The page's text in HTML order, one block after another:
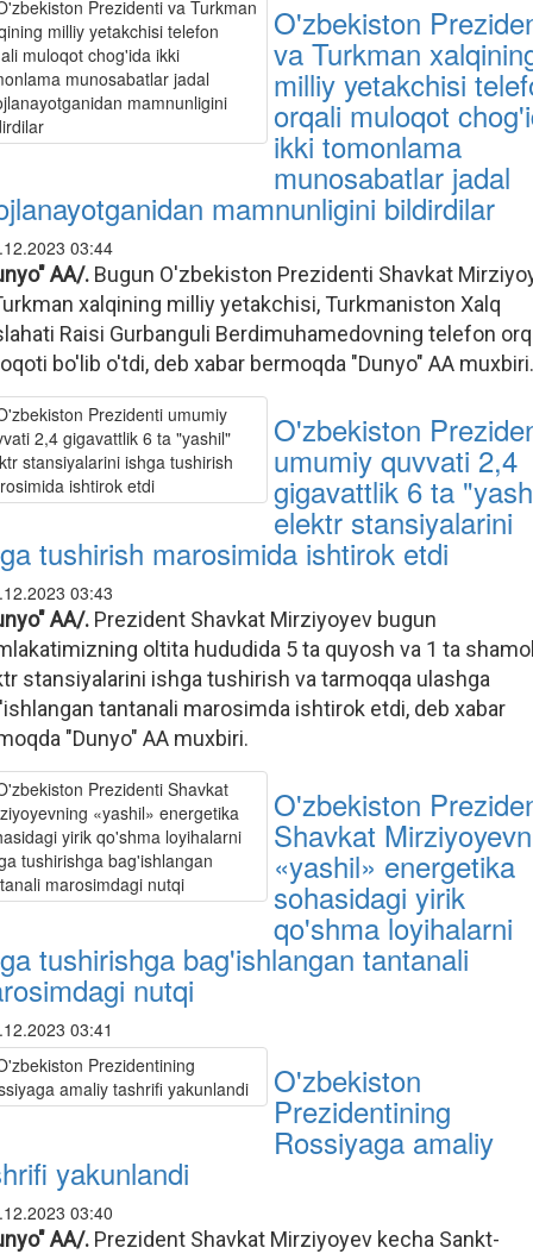
O'zbekiston
va Turkman
milliy yetakchisi
orqali muloqot
ikki tomonlama
munosabatlar jadal
mamnunligini bildirdilar
03:44
AA/. Bugun O'zbekiston Prezidenti Shavkat
xalqining milliy yetakchisi, Turkmaniston Xalq
Raisi Gurbanguli Berdimuhamedovning telefon
bo'lib o'tdi, deb xabar bermoqda "Dunyo" AA muxbiri.
O'zbekiston
umumiy quvvati 2,4
gigavattlik 6 ta
elektr stansiyalarini
tushirish marosimida ishtirok etdi
03:43
AA/. Prezident Shavkat Mirziyoyev bugun
oltita hududida 5 ta quyosh va 1 ta
stansiyalarini ishga tushirish va tarmoqqa ulashga
tantanali marosimda ishtirok etdi, deb xabar
"Dunyo" AA muxbiri.
O'zbekiston
Shavkat
«yashil» energetika
sohasidagi yirik
qo'shma loyihalarni
tushirishga bag'ishlangan tantanali
nutqi
03:41
O'zbekiston
Prezidentining
Rossiyaga amaliy
yakunlandi
03:40
AA/. Prezident Shavkat Mirziyoyev kecha Sankt-